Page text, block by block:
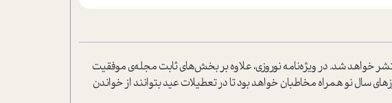
و خواندنی منتشر خواهد شد. در ویژه‌نامه نوروزی، علاوه بر بخش‌های ثابت مجله‌ی موفقیت
سال نو همراه مخاطبان خواهد بود تا در تعطیلات عید بتوانند از خواندن